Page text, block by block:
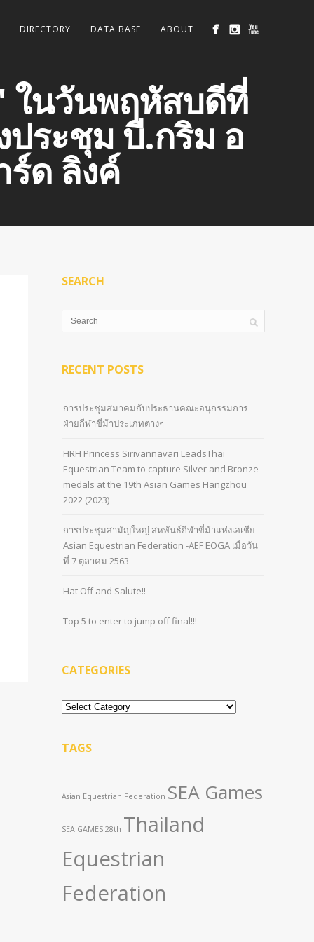
DIRECTORY DATA BASE ABOUT
ในวันพฤหัสบดีที่
ระชุม บี.กริม อ
ร์ด ลิงค์
SEARCH
RECENT POSTS
การประชุมสมาคมกับประธานคณะอนุกรรมการ
ฝ่ายกีฬาขี่ม้าประเภทต่างๆ
HRH Princess Sirivannavari LeadsThai
Equestrian Team to capture Silver and Bronze
medals at the 19th Asian Games Hangzhou
2022 (2023)
การประชุมสามัญใหญ่ สหพันธ์กีฬาขี่ม้าแห่งเอเชีย
Asian Equestrian Federation -AEF EOGA เมื่อวัน
ที่ 7 ตุลาคม 2563
Hat Off and Salute!!
Top 5 to enter to jump off final!!!
CATEGORIES
Categories
TAGS
Asian Equestrian Federation SEA Games
SEA GAMES 28th Thailand
Equestrian
Federation